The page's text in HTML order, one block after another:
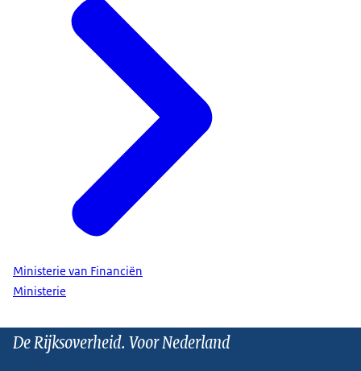
Ministerie van Financiën
Ministerie
De Rijksoverheid. Voor Nederland